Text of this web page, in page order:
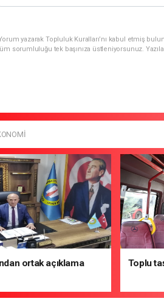
yazarak Topluluk Kuralları’nı kabul etmiş
sorumluluğu tek başınıza üstleniyorsunuz.
ortak açıklama Toplu